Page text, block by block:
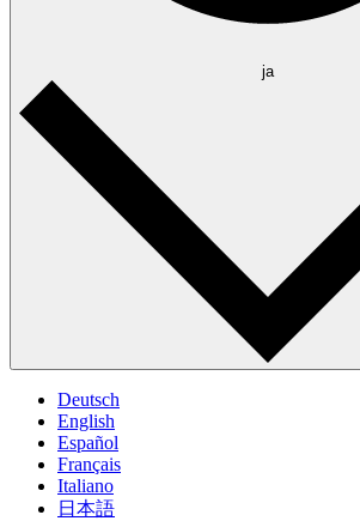
ja
Deutsch
English
Español
Français
Italiano
日本語